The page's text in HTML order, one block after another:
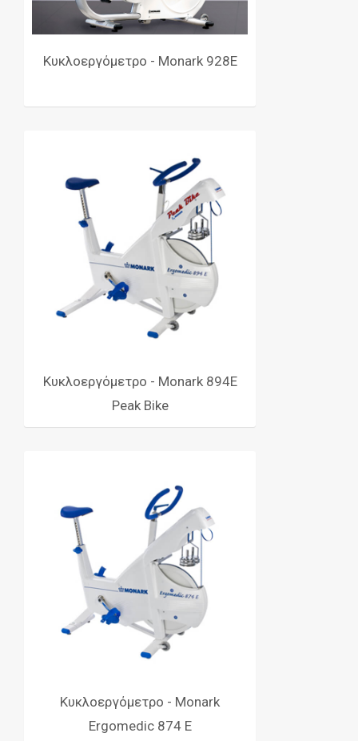
Κυκλοεργόμετρο - Monark 928E
Κυκλοεργόμετρο - Monark 894E
Peak Bike
Κυκλοεργόμετρο - Monark
Ergomedic 874 E